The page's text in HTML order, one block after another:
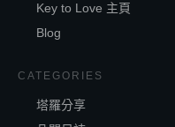
Key to Love 主頁
Blog
CATEGORIES
塔羅分享